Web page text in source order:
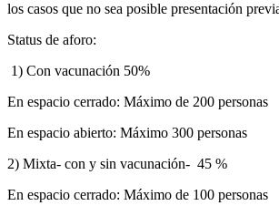
los casos que no sea posible presentación
Status de aforo:
1) Con vacunación 50%
En espacio cerrado: Máximo de 200 personas
En espacio abierto: Máximo 300 personas
2) Mixta- con y sin vacunación- 45 %
En espacio cerrado: Máximo de 100 personas